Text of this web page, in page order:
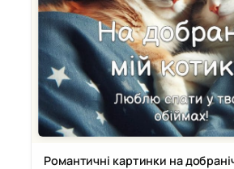
Романтичні картинки на